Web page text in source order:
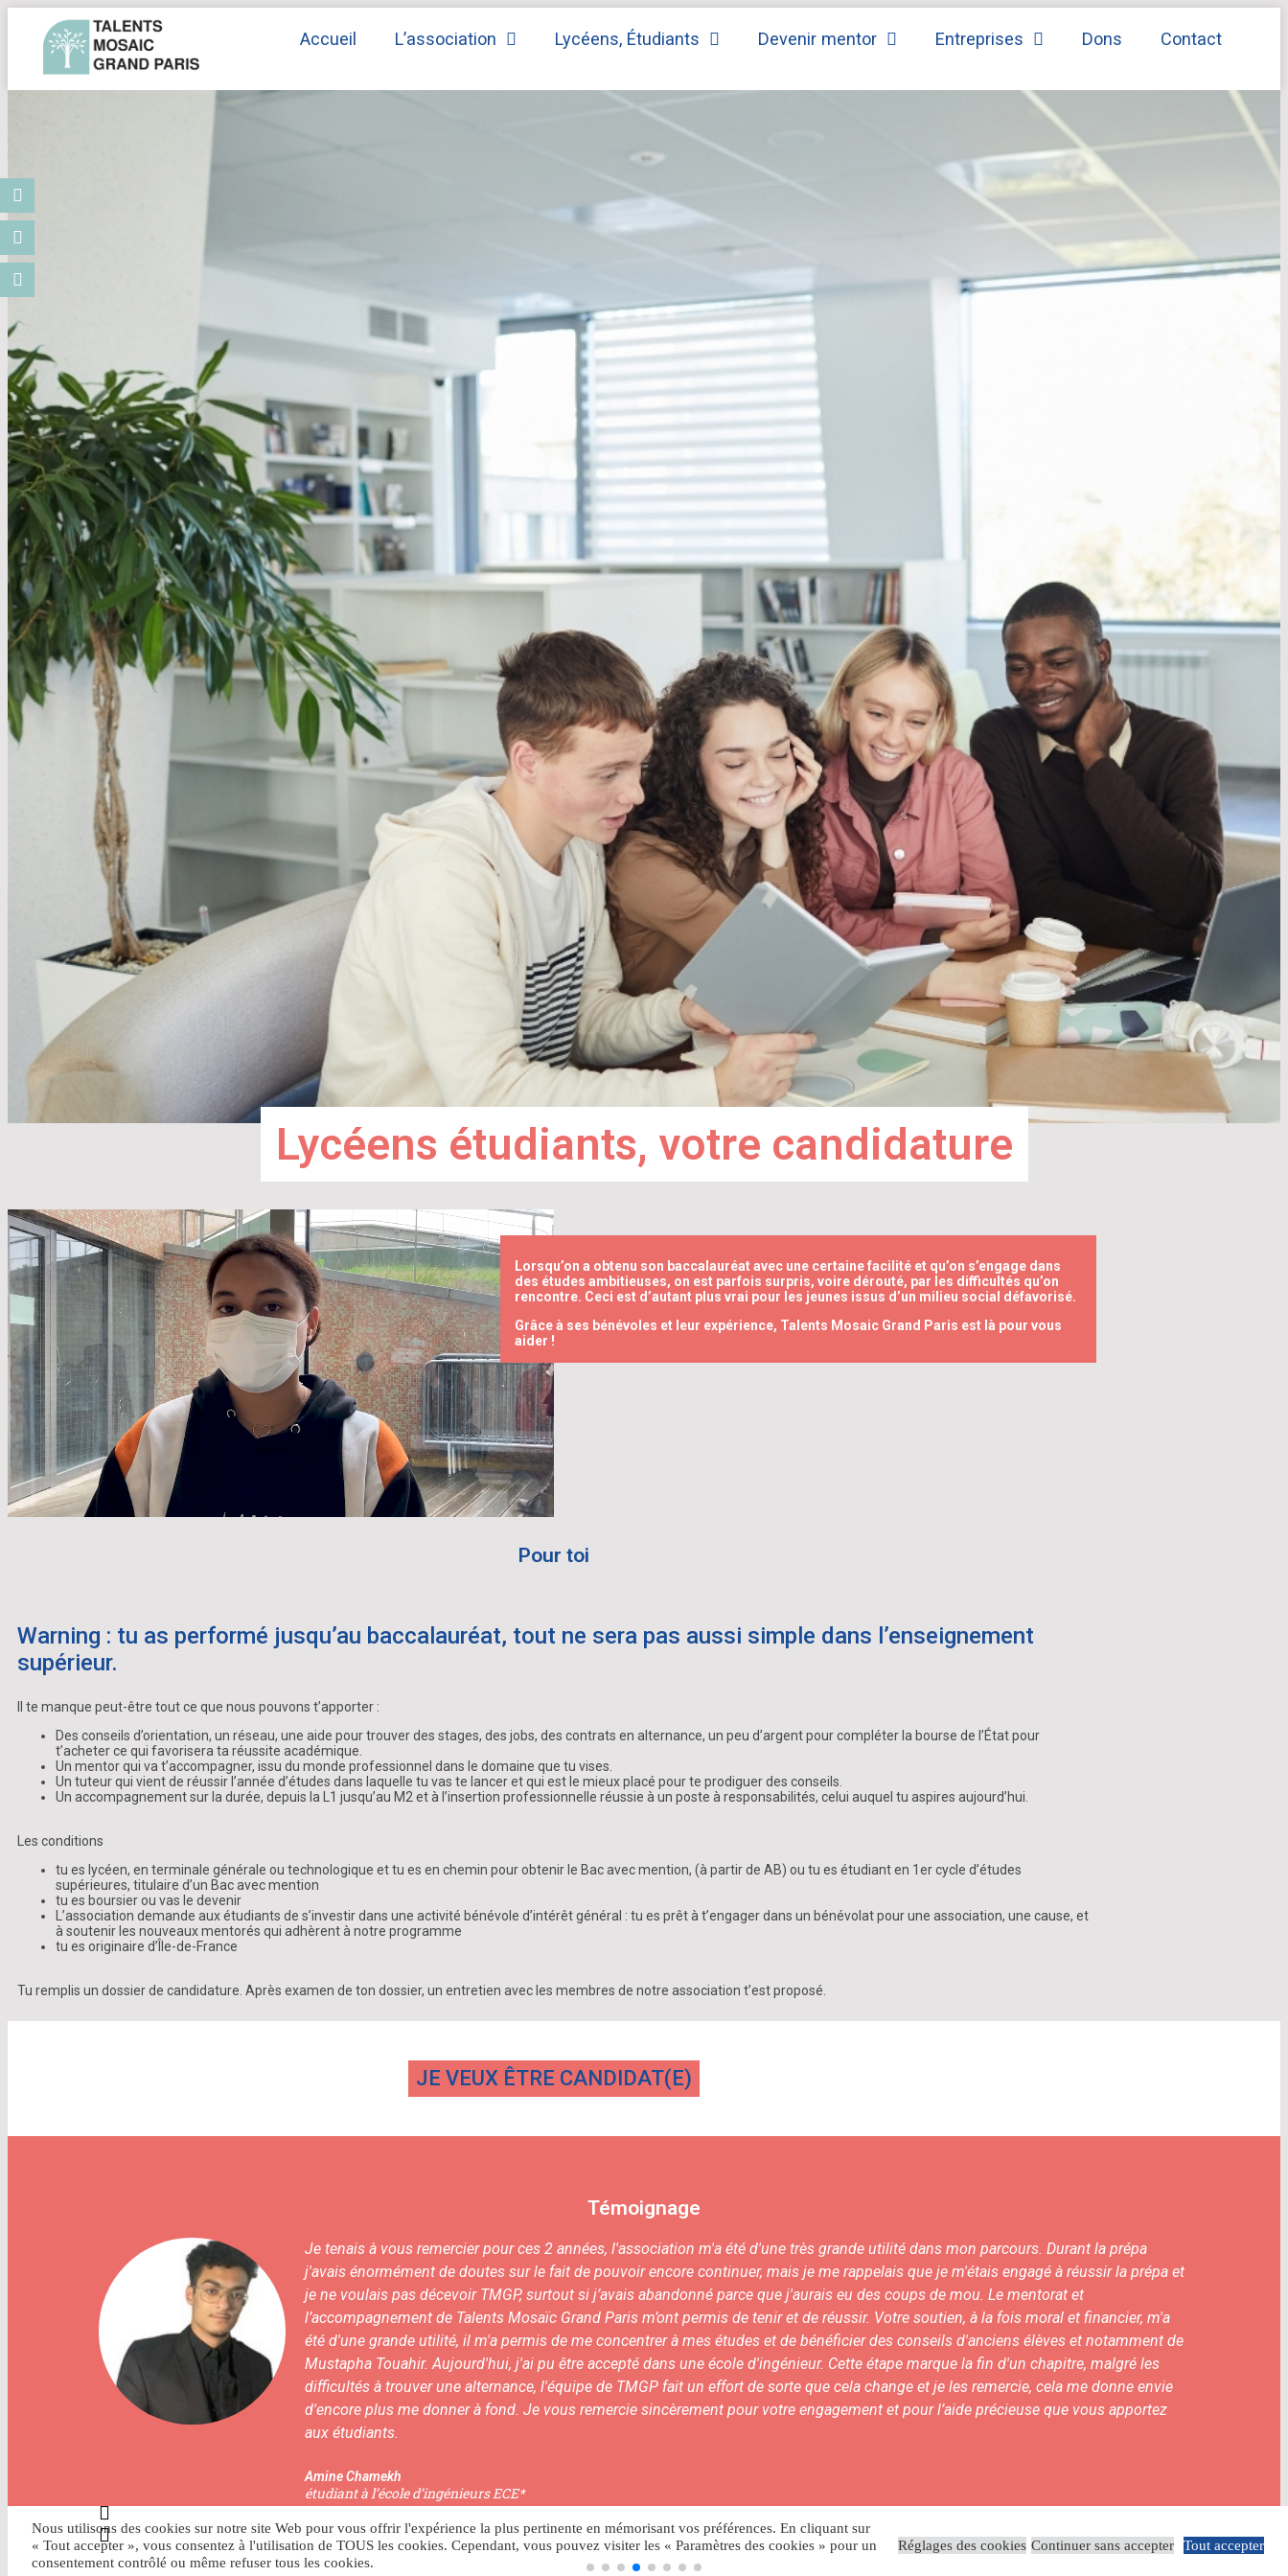
Accueil L’association Lycéens, Étudiants Devenir mentor Entreprises Dons Contact
Lycéens étudiants, votre candidature
Lorsqu’on a obtenu son baccalauréat avec une certaine facilité et qu’on s’engage dans
des études ambitieuses, on est parfois surpris, voire dérouté, par les difficultés qu’on
rencontre. Ceci est d’autant plus vrai pour les jeunes issus d’un milieu social défavorisé.
Grâce à ses bénévoles et leur expérience, Talents Mosaic Grand Paris est là pour vous
aider !
Pour toi
Warning : tu as performé jusqu’au baccalauréat, tout ne sera pas aussi simple dans l’enseignement
supérieur.
Il te manque peut-être tout ce que nous pouvons t’apporter :
Des conseils d’orientation, un réseau, une aide pour trouver des stages, des jobs, des contrats en alternance, un peu d’argent pour compléter la bourse de l’État pour
t’acheter ce qui favorisera ta réussite académique.
Un mentor qui va t’accompagner, issu du monde professionnel dans le domaine que tu vises.
Un tuteur qui vient de réussir l’année d’études dans laquelle tu vas te lancer et qui est le mieux placé pour te prodiguer des conseils.
Un accompagnement sur la durée, depuis la L1 jusqu’au M2 et à l’insertion professionnelle réussie à un poste à responsabilités, celui auquel tu aspires aujourd’hui.
Les conditions
tu es lycéen, en terminale générale ou technologique et tu es en chemin pour obtenir le Bac avec mention, (à partir de AB) ou tu es étudiant en 1er cycle d’études
supérieures, titulaire d’un Bac avec mention
tu es boursier ou vas le devenir
L’association demande aux étudiants de s’investir dans une activité bénévole d’intérêt général : tu es prêt à t’engager dans un bénévolat pour une association, une cause, et
à soutenir les nouveaux mentorés qui adhèrent à notre programme
tu es originaire d’Île-de-France
Tu remplis un dossier de candidature. Après examen de ton dossier, un entretien avec les membres de notre association t’est proposé.
JE VEUX ÊTRE CANDIDAT(E)
Témoignage
Je tenais à vous remercier pour ces 2 années, l'association m'a été d'une très grande utilité dans mon parcours. Durant la prépa
j'avais énormément de doutes sur le fait de pouvoir encore continuer, mais je me rappelais que je m'étais engagé à réussir la prépa et
je ne voulais pas décevoir TMGP, surtout si j’avais abandonné parce que j'aurais eu des coups de mou. Le mentorat et
l’accompagnement de Talents Mosaïc Grand Paris m’ont permis de tenir et de réussir. Votre soutien, à la fois moral et financier, m'a
été d'une grande utilité, il m'a permis de me concentrer à mes études et de bénéficier des conseils d'anciens élèves et notamment de
Mustapha Touahir. Aujourd'hui, j'ai pu être accepté dans une école d'ingénieur. Cette étape marque la fin d'un chapitre, malgré les
difficultés à trouver une alternance, l'équipe de TMGP fait un effort de sorte que cela change et je les remercie, cela me donne envie
d'encore plus me donner à fond. Je vous remercie sincèrement pour votre engagement et pour l’aide précieuse que vous apportez
aux étudiants.
Amine Chamekh
étudiant à l’école d’ingénieurs ECE*
Nous utilisons des cookies sur notre site Web pour vous offrir l'expérience la plus pertinente en mémorisant vos préférences. En cliquant sur
« Tout accepter », vous consentez à l'utilisation de TOUS les cookies. Cependant, vous pouvez visiter les « Paramètres des cookies » pour un
consentement contrôlé ou même refuser tous les cookies.
Réglages des cookies Continuer sans accepter Tout accepter